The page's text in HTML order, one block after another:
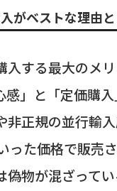
がベストな理由
入する最大のメ
」と「定価購入
非正規の並行輸
った価格で販売
偽物が混ざって